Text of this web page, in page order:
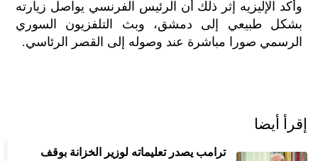
وأكد الإليزيه إثر ذلك أن الرئيس الفرنسي يواصل زيارته
بشكل طبيعي إلى دمشق، وبث التلفزيون السوري
الرسمي صورا مباشرة عند وصوله إلى القصر الرئاسي.
إقرأ أيضا
ترامب يصدر تعليماته لوزير الخزانة بوقف